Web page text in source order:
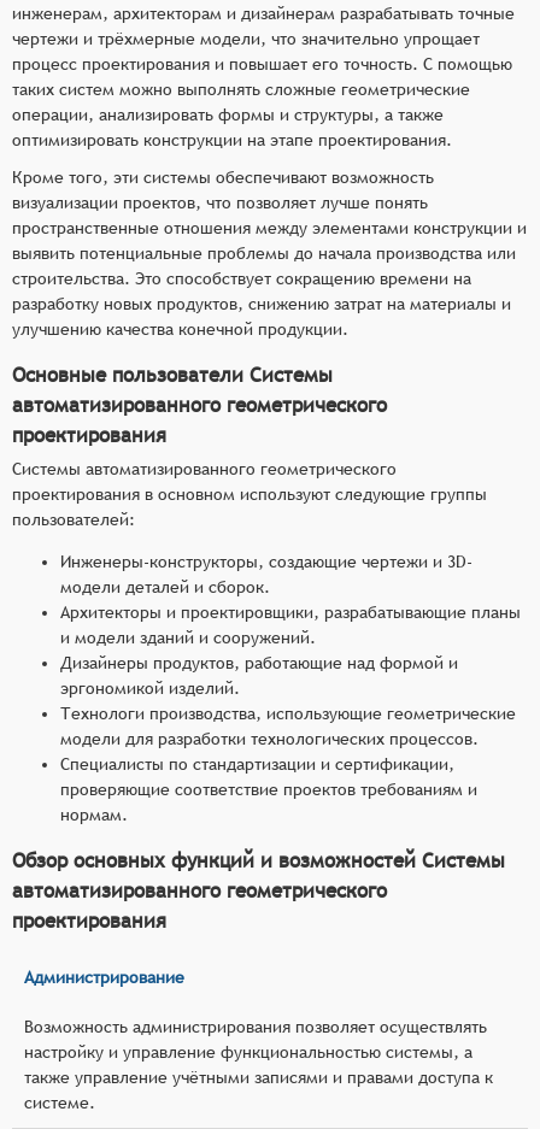
инженерам, архитекторам и дизайнерам разрабатывать точные
чертежи и трёхмерные модели, что значительно упрощает
процесс проектирования и повышает его точность. С помощью
таких систем можно выполнять сложные геометрические
операции, анализировать формы и структуры, а также
оптимизировать конструкции на этапе проектирования.
Кроме того, эти системы обеспечивают возможность
визуализации проектов, что позволяет лучше понять
пространственные отношения между элементами конструкции и
выявить потенциальные проблемы до начала производства или
строительства. Это способствует сокращению времени на
разработку новых продуктов, снижению затрат на материалы и
улучшению качества конечной продукции.
Основные пользователи Системы
автоматизированного геометрического
проектирования
Системы автоматизированного геометрического
проектирования в основном используют следующие группы
пользователей:
Инженеры-конструкторы, создающие чертежи и 3D-
модели деталей и сборок.
Архитекторы и проектировщики, разрабатывающие планы
и модели зданий и сооружений.
Дизайнеры продуктов, работающие над формой и
эргономикой изделий.
Технологи производства, использующие геометрические
модели для разработки технологических процессов.
Специалисты по стандартизации и сертификации,
проверяющие соответствие проектов требованиям и
нормам.
Обзор основных функций и возможностей Системы
автоматизированного геометрического
проектирования
Администрирование
Возможность администрирования позволяет осуществлять
настройку и управление функциональностью системы, а
также управление учётными записями и правами доступа к
системе.